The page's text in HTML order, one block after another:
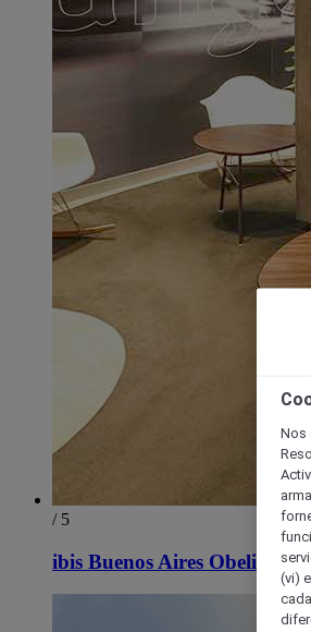
/ 5
ibis Buenos Aires Obelisco
Nos
(vi)